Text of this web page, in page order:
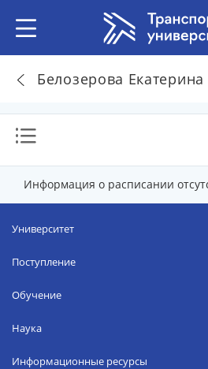
Белозерова
Информация о расписании
Университет
Поступление
Обучение
Наука
Информационные ресурсы